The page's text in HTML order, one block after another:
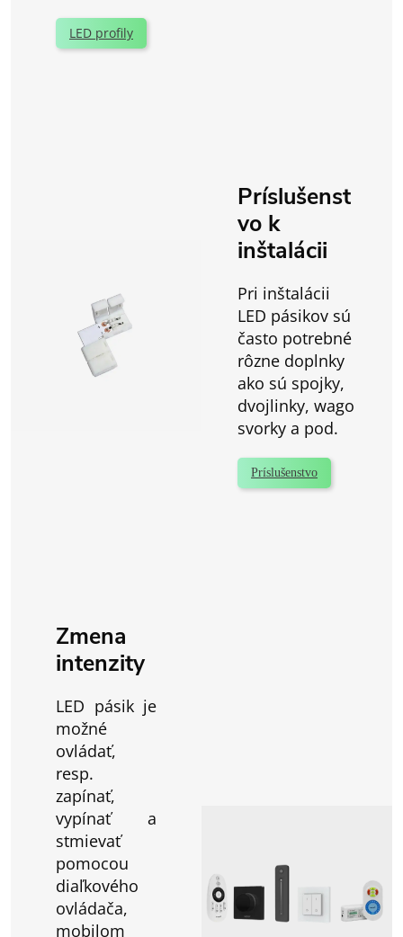
LED profily
Príslušenst
vo k
inštalácii
Pri inštalácii
LED pásikov sú
často potrebné
rôzne doplnky
ako sú spojky,
dvojlinky, wago
svorky a pod.
Príslušenstvo
Zmena
intenzity
LED pásik je
možné
ovládať,
resp.
zapínať,
vypínať a
stmievať
pomocou
diaľkového
ovládača,
mobilom